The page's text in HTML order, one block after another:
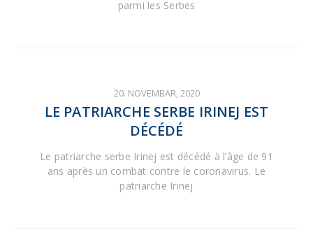
parmi les Serbes
20. NOVEMBAR, 2020
LE PATRIARCHE SERBE IRINEJ EST
DÉCÉDÉ
Le patriarche serbe Irinej est décédé à l’âge de 91
ans après un combat contre le coronavirus. Le
patriarche Irinej